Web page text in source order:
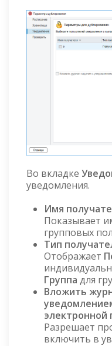
Во вкладке
уведомления.
Имя
Показывает
групповых
Тип
Отображает
Группа для
Вложить
электронной
Разрешает
включить в